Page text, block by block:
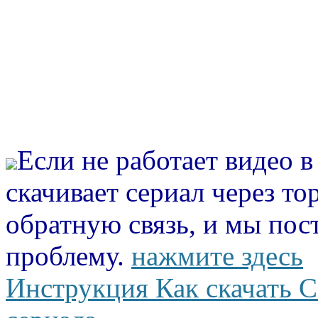
Если не работает видео
скачивает сериал через
обратную связь, и мы
проблему. нажмите здесь
Инструкция Как скачать